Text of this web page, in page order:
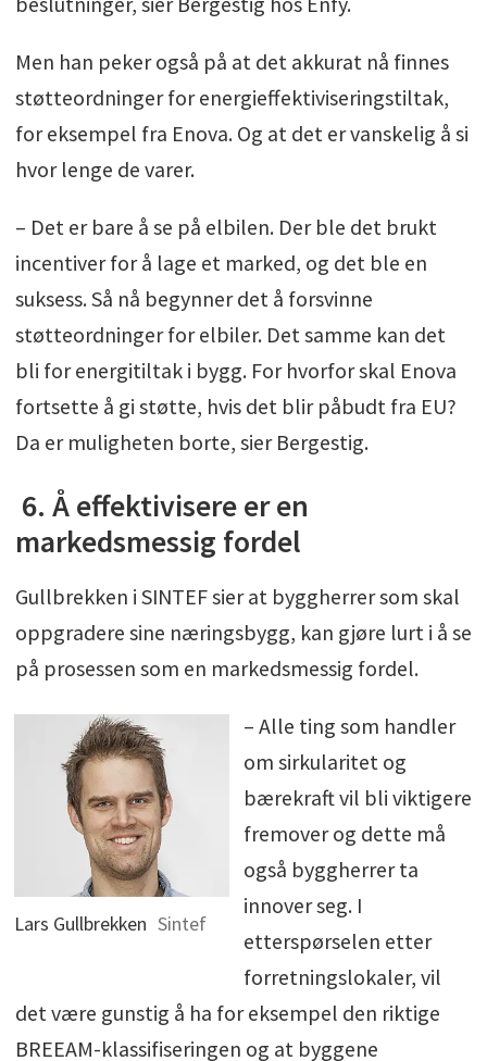
Men han peker også på at det akkurat nå finnes
støtteordninger for energieffektiviseringstiltak,
for eksempel fra Enova. Og at det er vanskelig å si
hvor lenge de varer.
– Det er bare å se på elbilen. Der ble det brukt
incentiver for å lage et marked, og det ble en
suksess. Så nå begynner det å forsvinne
støtteordninger for elbiler. Det samme kan det
bli for energitiltak i bygg. For hvorfor skal Enova
fortsette å gi støtte, hvis det blir påbudt fra EU?
Da er muligheten borte, sier Bergestig.
6. Å effektivisere er en
markedsmessig fordel
Gullbrekken i SINTEF sier at byggherrer som skal
oppgradere sine næringsbygg, kan gjøre lurt i å se
på prosessen som en markedsmessig fordel.
Lars Gullbrekken Sintef
– Alle ting som handler
om sirkularitet og
bærekraft vil bli viktigere
fremover og dette må
også byggherrer ta
innover seg. I
etterspørselen etter
forretningslokaler, vil
det være gunstig å ha for eksempel den riktige
BREEAM-klassifiseringen og at byggene